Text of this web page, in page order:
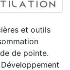
et outils
de pointe.